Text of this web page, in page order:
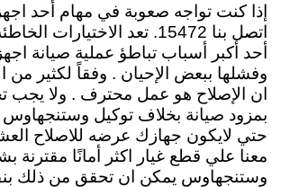
إذا كنت تواجه صعوبة في مهام أحد
اتصل بنا 15472. تعد
أحد أكبر أسباب تباطؤ عملية صيانة
وفشلها ببعض الإحيان . وفقاً لكثير من
ان الإصلاح هو عمل محترف . ولا يجب
بمزود صيانة بخلاف توكيل وستنجهاوس
حتي لايكون جهازك عرضه للاصلاح
معنا علي قطع غيار اكثر أمانًا مقترنة
وستنجهاوس يمكن ان تحقق من ذلك